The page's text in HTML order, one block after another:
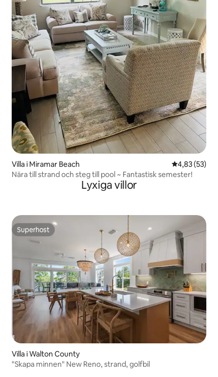
Villa i Miramar Beach 4,83 av 5 i
4,83 (53)
Nära till strand och steg till pool ~ Fantastisk semester!
Lyxiga villor
Superhost
Superhost
Villa i Walton County
"Skapa minnen" New Reno, strand, golfbil